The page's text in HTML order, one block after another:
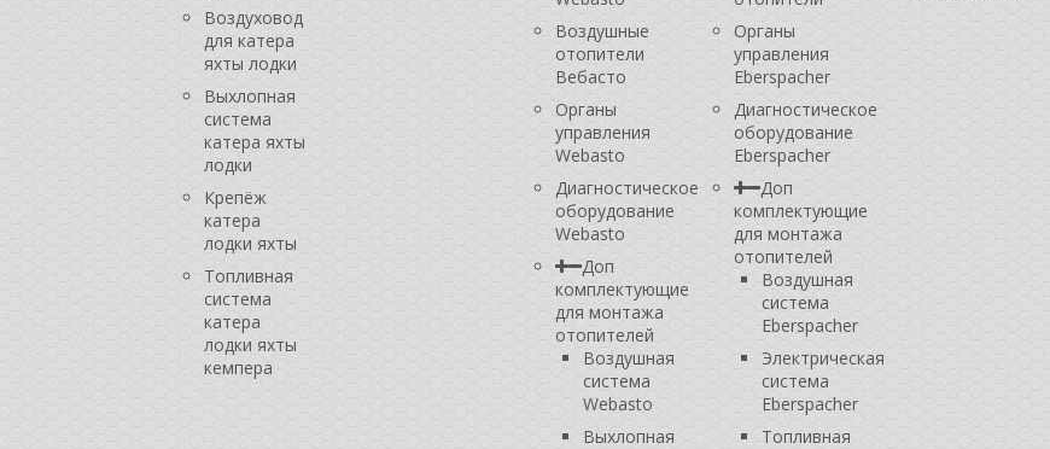
Воздуховод
для катера
яхты лодки
Выхлопная
система
катера яхты
лодки
Крепёж
катера
лодки яхты
Топливная
система
катера
лодки яхты
кемпера
Воздушные
отопители
Вебасто
Органы
управления
Webasto
Диагностическое
оборудование
Webasto
Доп
комплектующие
для монтажа
отопителей
Воздушная
система
Webasto
Выхлопная
Органы
управления
Eberspacher
Диагностическое
оборудование
Eberspacher
Доп
комплектующие
для монтажа
отопителей
Воздушная
система
Eberspacher
Электрическая
система
Eberspacher
Топливная